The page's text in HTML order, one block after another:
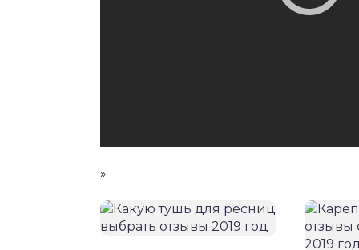
»